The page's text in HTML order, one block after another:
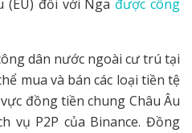
(EU) đối với Nga được công
dân nước ngoài cư trú tại
mua và bán các loại tiền tệ
đồng tiền chung Châu Âu
vụ P2P của Binance. Đồng